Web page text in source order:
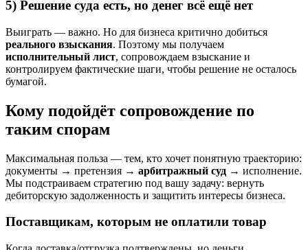
5) Решение суда есть, но денег всё ещё нет
Выиграть — важно. Но для бизнеса критично добиться
реального взыскания. Поэтому мы получаем
исполнительный лист, сопровождаем взыскание и
контролируем фактические шаги, чтобы решение не осталось
бумагой.
Кому подойдёт сопровождение по
таким спорам
Максимальная польза — тем, кто хочет понятную траекторию:
документы → претензия → арбитражный суд → исполнение.
Мы подстраиваем стратегию под вашу задачу: вернуть
дебиторскую задолженность и защитить интересы бизнеса.
Поставщикам, которым не оплатили товар